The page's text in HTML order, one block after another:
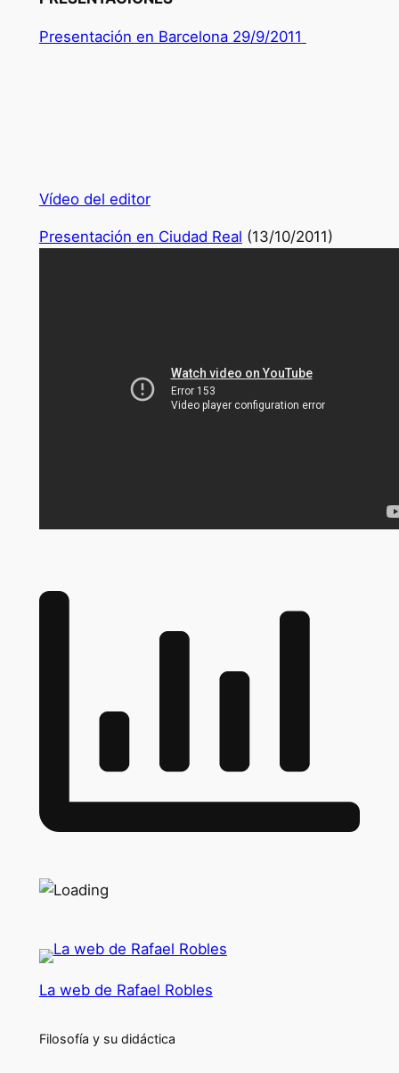
Presentación en Barcelona 29/9/2011
Vídeo del editor
Presentación en Ciudad Real (13/10/2011)
La web de Rafael Robles
Filosofía y su didáctica